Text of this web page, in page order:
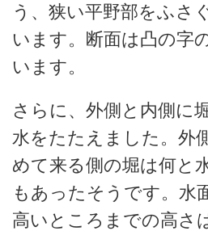
う、狭い平野部をふさ
います。断面は凸の字
います。
さらに、外側と内側に
水をたたえました。外
めて来る側の堀は何と
もあったそうです。水
高いところまでの高さ